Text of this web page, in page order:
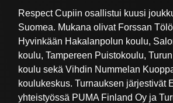
Respect Cupiin osallistui kuusi
Suomea. Mukana olivat Forssan
Hyvinkään Hakalanpolun koulu,
koulu, Tampereen Puistokoulu,
koulu sekä Vihdin Nummelan
koulukeskus. Turnauksen järjestivät
yhteistyössä PUMA Finland Oy ja